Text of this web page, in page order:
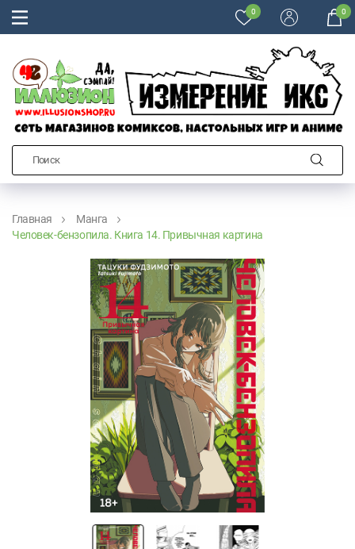
0 0
Главная
Манга
Человек-бензопила. Книга 14. Привычная картина